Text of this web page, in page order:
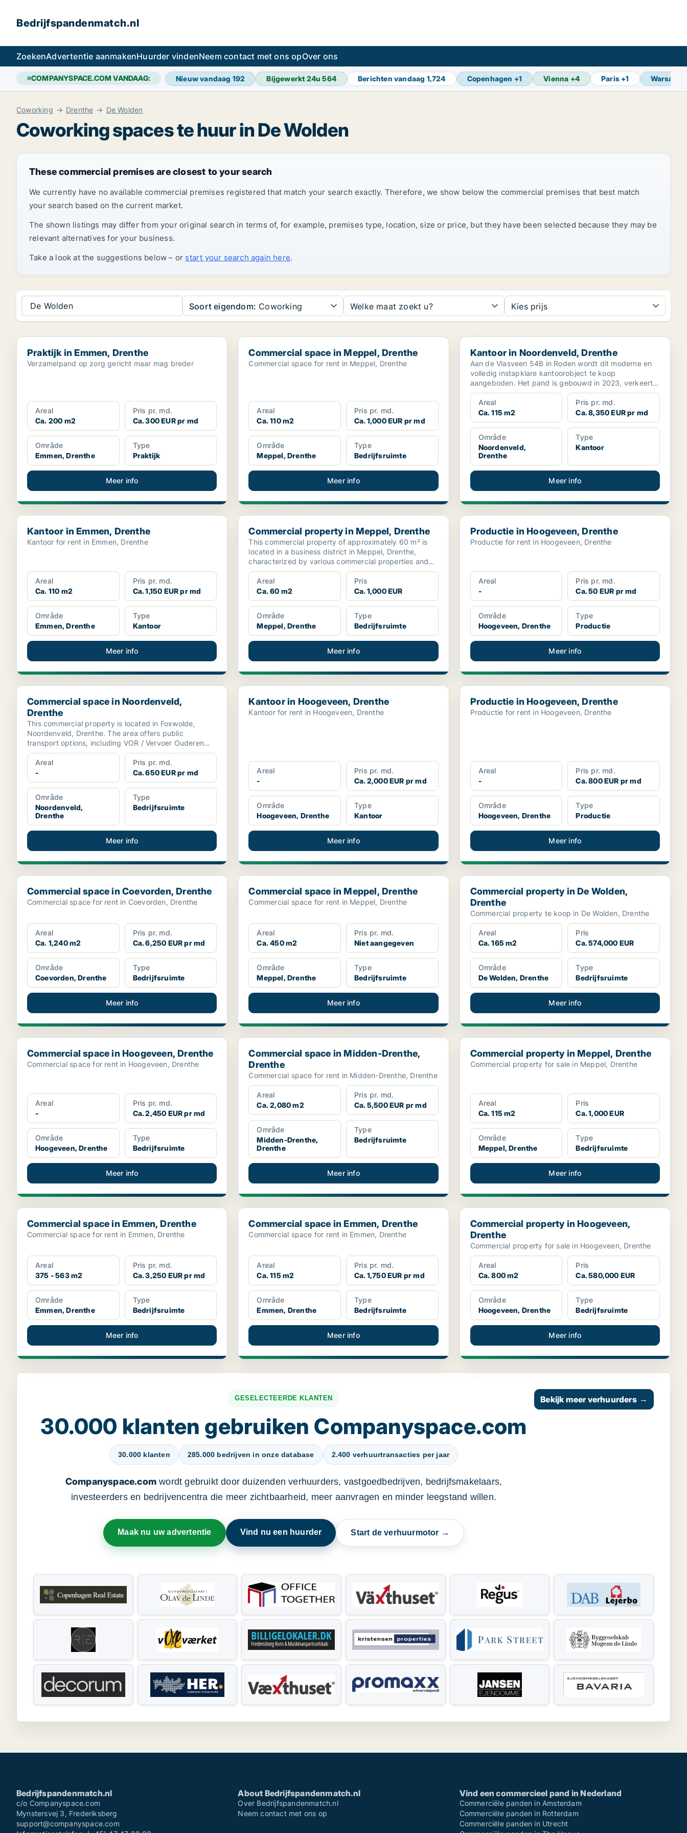
Bedrijfspandenmatch.nl
ZoekenAdvertentie aanmakenHuurder vindenNeem contact met ons opOver ons
COMPANYSPACE.COM VANDAAG: Nieuw vandaag 192 Bijgewerkt 24u564 Berichten vandaag 1,724 Copenhagen +1 Vienna +4 Paris +1 Warsaw
Coworking Drenthe De Wolden
Coworking spaces te huur in De Wolden
These commercial premises are closest to your search
We currently have no available commercial premises registered that match your search exactly. Therefore, we show below the commercial premises that best match
your search based on the current market.
The shown listings may differ from your original search in terms of, for example, premises type, location, size or price, but they have been selected because they may be
relevant alternatives for your business.
Take a look at the suggestions below – or start your search again here.
De Wolden Soort eigendom: Coworking Welke maat zoekt u? Kies prijs
Praktijk in Emmen, Drenthe
Praktijk in Emmen, Drenthe
Verzamelpand op zorg gericht maar mag breder
Areal
Ca. 200 m2
Pris pr. md.
Ca. 300 EUR pr md
Område
Emmen, Drenthe
Type
Praktijk
Meer info
Commercial space in Meppel, Drenthe
Commercial space in Meppel, Drenthe
Commercial space for rent in Meppel, Drenthe
Areal
Ca. 110 m2
Pris pr. md.
Ca. 1,000 EUR pr md
Område
Meppel, Drenthe
Type
Bedrijfsruimte
Meer info
Kantoor in Noordenveld, Drenthe
Kantoor in Noordenveld, Drenthe
Aan de Vlasveen 54B in Roden wordt dit moderne en
volledig instapklare kantoorobject te koop
aangeboden. Het pand is gebouwd in 2023, verkeert
in uitsteke...
Areal
Ca. 115 m2
Pris pr. md.
Ca. 8,350 EUR pr md
Område
Noordenveld,
Drenthe
Type
Kantoor
Meer info
Kantoor in Emmen, Drenthe
Kantoor in Emmen, Drenthe
Kantoor for rent in Emmen, Drenthe
Areal
Ca. 110 m2
Pris pr. md.
Ca. 1,150 EUR pr md
Område
Emmen, Drenthe
Type
Kantoor
Meer info
Commercial property in Meppel, Drenthe
Commercial property in Meppel, Drenthe
This commercial property of approximately 60 m² is
located in a business district in Meppel, Drenthe,
characterized by various commercial properties and
serv...
Areal
Ca. 60 m2
Pris
Ca. 1,000 EUR
Område
Meppel, Drenthe
Type
Bedrijfsruimte
Meer info
Productie in Hoogeveen, Drenthe
Productie in Hoogeveen, Drenthe
Productie for rent in Hoogeveen, Drenthe
Areal
-
Pris pr. md.
Ca. 50 EUR pr md
Område
Hoogeveen, Drenthe
Type
Productie
Meer info
Commercial space in Noordenveld, Drenthe
Commercial space in Noordenveld,
Drenthe
This commercial property is located in Foxwolde,
Noordenveld, Drenthe. The area offers public
transport options, including VOR / Vervoer Ouderen
Noordenveld ...
Areal
-
Pris pr. md.
Ca. 650 EUR pr md
Område
Noordenveld,
Drenthe
Type
Bedrijfsruimte
Meer info
Kantoor in Hoogeveen, Drenthe
Kantoor in Hoogeveen, Drenthe
Kantoor for rent in Hoogeveen, Drenthe
Areal
-
Pris pr. md.
Ca. 2,000 EUR pr md
Område
Hoogeveen, Drenthe
Type
Kantoor
Meer info
Productie in Hoogeveen, Drenthe
Productie in Hoogeveen, Drenthe
Productie for rent in Hoogeveen, Drenthe
Areal
-
Pris pr. md.
Ca. 800 EUR pr md
Område
Hoogeveen, Drenthe
Type
Productie
Meer info
Commercial space in Coevorden, Drenthe
Commercial space in Coevorden, Drenthe
Commercial space for rent in Coevorden, Drenthe
Areal
Ca. 1,240 m2
Pris pr. md.
Ca. 6,250 EUR pr md
Område
Coevorden, Drenthe
Type
Bedrijfsruimte
Meer info
Commercial space in Meppel, Drenthe
Commercial space in Meppel, Drenthe
Commercial space for rent in Meppel, Drenthe
Areal
Ca. 450 m2
Pris pr. md.
Niet aangegeven
Område
Meppel, Drenthe
Type
Bedrijfsruimte
Meer info
Commercial property in De Wolden, Drenthe
Commercial property in De Wolden,
Drenthe
Commercial property te koop in De Wolden, Drenthe
Areal
Ca. 165 m2
Pris
Ca. 574,000 EUR
Område
De Wolden, Drenthe
Type
Bedrijfsruimte
Meer info
Commercial space in Hoogeveen, Drenthe
Commercial space in Hoogeveen, Drenthe
Commercial space for rent in Hoogeveen, Drenthe
Areal
-
Pris pr. md.
Ca. 2,450 EUR pr md
Område
Hoogeveen, Drenthe
Type
Bedrijfsruimte
Meer info
Commercial space in Midden-Drenthe, Drenthe
Commercial space in Midden-Drenthe,
Drenthe
Commercial space for rent in Midden-Drenthe, Drenthe
Areal
Ca. 2,080 m2
Pris pr. md.
Ca. 5,500 EUR pr md
Område
Midden-Drenthe,
Drenthe
Type
Bedrijfsruimte
Meer info
Commercial property in Meppel, Drenthe
Commercial property in Meppel, Drenthe
Commercial property for sale in Meppel, Drenthe
Areal
Ca. 115 m2
Pris
Ca. 1,000 EUR
Område
Meppel, Drenthe
Type
Bedrijfsruimte
Meer info
Commercial space in Emmen, Drenthe
Commercial space in Emmen, Drenthe
Commercial space for rent in Emmen, Drenthe
Areal
375 - 563 m2
Pris pr. md.
Ca. 3,250 EUR pr md
Område
Emmen, Drenthe
Type
Bedrijfsruimte
Meer info
Commercial space in Emmen, Drenthe
Commercial space in Emmen, Drenthe
Commercial space for rent in Emmen, Drenthe
Areal
Ca. 115 m2
Pris pr. md.
Ca. 1,750 EUR pr md
Område
Emmen, Drenthe
Type
Bedrijfsruimte
Meer info
Commercial property in Hoogeveen, Drenthe
Commercial property in Hoogeveen,
Drenthe
Commercial property for sale in Hoogeveen, Drenthe
Areal
Ca. 800 m2
Pris
Ca. 580,000 EUR
Område
Hoogeveen, Drenthe
Type
Bedrijfsruimte
Meer info
GESELECTEERDE KLANTEN
30.000 klanten gebruiken Companyspace.com
30.000 klanten 285.000 bedrijven in onze database 2.400 verhuurtransacties per jaar
Companyspace.com wordt gebruikt door duizenden verhuurders, vastgoedbedrijven, bedrijfsmakelaars,
investeerders en bedrijvencentra die meer zichtbaarheid, meer aanvragen en minder leegstand willen.
Maak nu uw advertentie Vind nu een huurder Start de verhuurmotor →
Bekijk meer verhuurders →
Bedrijfspandenmatch.nl
c/o Companyspace.com
Mynstersvej 3, Frederiksberg
support@companyspace.com
About Bedrijfspandenmatch.nl
Over Bedrijfspandenmatch.nl
Neem contact met ons op
Vind een commercieel pand in Nederland
Commerciële panden in Amsterdam
Commerciële panden in Rotterdam
Commerciële panden in Utrecht